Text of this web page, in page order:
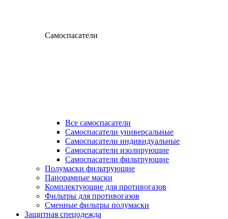
Самоспасатели
Все самоспасатели
Самоспасатели универсальные
Самоспасатели индивидуальные
Самоспасатели изолирующие
Самоспасатели фильтрующие
Полумаски фильтрующие
Панорамные маски
Комплектующие для противогазов
Фильтры для противогазов
Сменные фильтры полумаски
Защитная спецодежда